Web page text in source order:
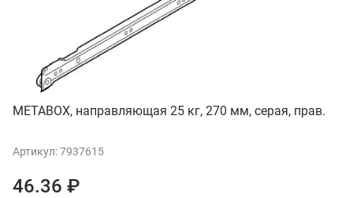
METABOX, направляющая 25 кг, 270 мм, серая, прав.
Артикул: 7937615
46.36 ₽